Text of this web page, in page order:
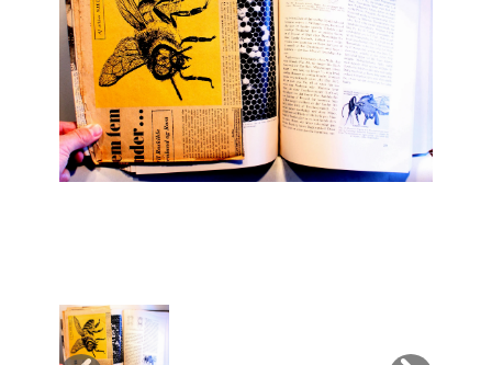
Fantasy / Sciencefiction
Filosofi
Håndarbejde
Håndværk
Hus / Have